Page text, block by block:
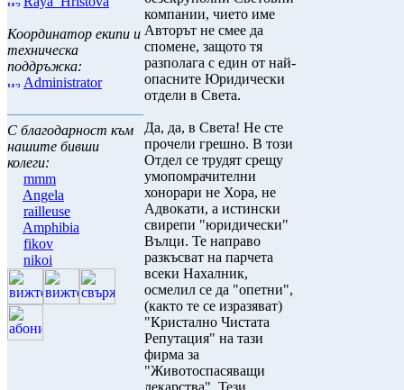
Координатор екипи и
техническа
поддръжка:
Administrator
С благодарност към
нашите бивши
колеги:
mmm
Angela
railleuse
Amphibia
fikov
nikoi
компании, чието име
Авторът не смее да
спомене, защото тя
разполага с един от най-
опасните Юридически
отдели в Света.
Да, да, в Света! Не сте
прочели грешно. В този
Отдел се трудят срещу
умопомрачителни
хонорари не Хора, не
Адвокати, а истински
свирепи "юридически"
Вълци. Те направо
разкъсват на парчета
всеки Нахалник,
осмелил се да "опетни",
(както те се изразяват)
"Кристално Чистата
Репутация" на тази
фирма за
"Животоспасяващи
лекарства". Тези